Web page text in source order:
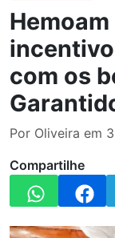
com os
Por Oliveira em
Compartilhe